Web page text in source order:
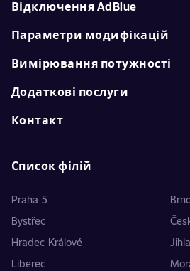
Відключення AdBlue
Параметри модифікацій
Вимірювання потужності
Додаткові послуги
Контакт
Список філій
Praha 5
Bystřec
Hradec Králové
Liberec